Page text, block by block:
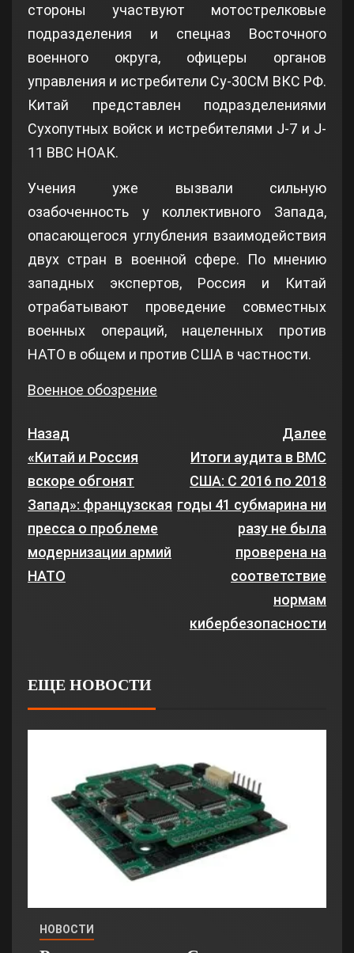
стороны участвуют мотострелковые
подразделения и спецназ Восточного
военного округа, офицеры органов
управления и истребители Су-30СМ ВКС РФ.
Китай представлен подразделениями
Сухопутных войск и истребителями J-7 и J-
11 ВВС НОАК.
Учения уже вызвали сильную
озабоченность у коллективного Запада,
опасающегося углубления взаимодействия
двух стран в военной сфере. По мнению
западных экспертов, Россия и Китай
отрабатывают проведение совместных
военных операций, нацеленных против
НАТО в общем и против США в частности.
Военное обозрение
Назад
«Китай и Россия
вскоре обгонят
Запад»: французская
пресса о проблеме
модернизации армий
НАТО
Далее
Итоги аудита в ВМС
США: С 2016 по 2018
годы 41 субмарина ни
разу не была
проверена на
соответствие
нормам
кибербезопасности
ЕЩЕ НОВОСТИ
НОВОСТИ